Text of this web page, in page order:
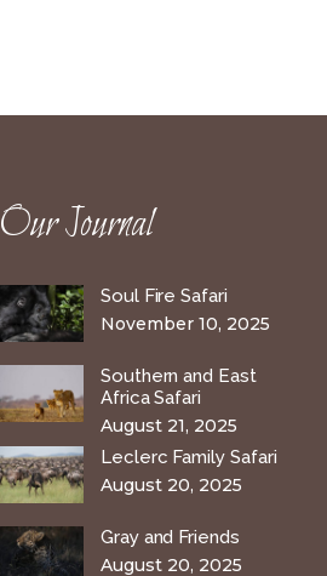
Our Journal
Soul Fire Safari
November 10, 2025
Southern and East
Africa Safari
August 21, 2025
Leclerc Family Safari
August 20, 2025
Gray and Friends
August 20, 2025